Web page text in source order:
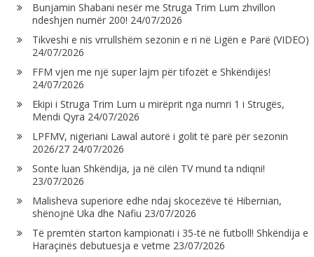
Bunjamin Shabani nesër me Struga Trim Lum zhvillon
ndeshjen numër 200! 24/07/2026
Tikveshi e nis vrrullshëm sezonin e ri në Ligën e Parë (VIDEO)
24/07/2026
FFM vjen me një super lajm për tifozët e Shkëndijës!
24/07/2026
Ekipi i Struga Trim Lum u mirëprit nga numri 1 i Strugës,
Mendi Qyra 24/07/2026
LPFMV, nigeriani Lawal autorë i golit të parë për sezonin
2026/27 24/07/2026
Sonte luan Shkëndija, ja në cilën TV mund ta ndiqni!
23/07/2026
Malisheva superiore edhe ndaj skocezëve të Hibernian,
shënojnë Uka dhe Nafiu 23/07/2026
Të premtën starton kampionati i 35-të në futboll! Shkëndija e
Haraçinës debutuesja e vetme 23/07/2026